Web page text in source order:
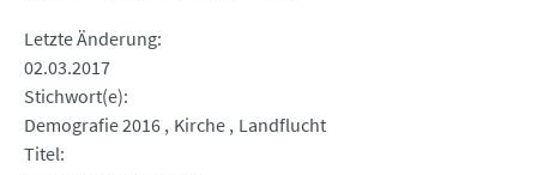
Letzte Änderung
02.03.2017
Stichwort(e)
Demografie 2016 Kirche Landflucht
Titel